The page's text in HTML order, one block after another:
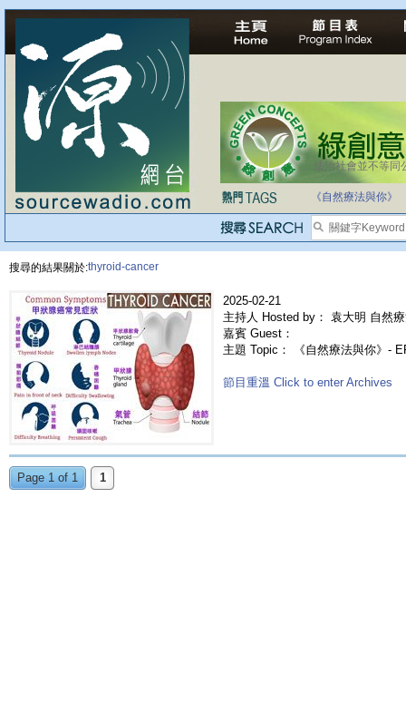
法治社會並不等同
《自然療法與你》
搜尋的結果關於:thyroid-cancer
2025-02-21
主持人 Hosted by： 袁大明 自然
嘉賓 Guest：
主題 Topic： 《自然療法與你》-
節目重溫 Click to enter Archives
Page 1 of 1 1